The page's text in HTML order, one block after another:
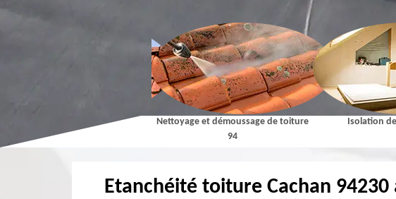
Nettoyage et démoussage de toiture
94
Isolation
Etanchéité toiture Cachan